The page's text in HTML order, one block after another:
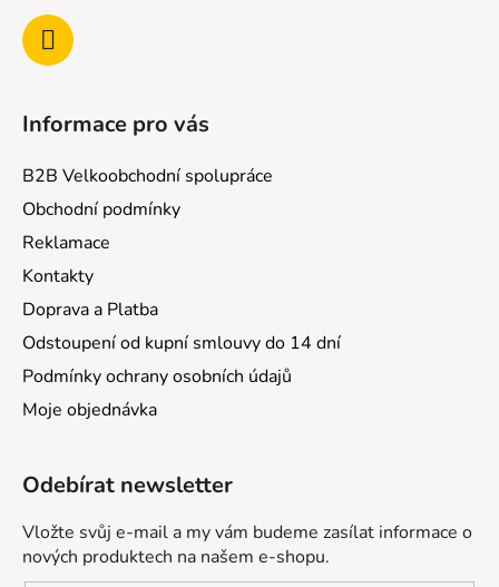
Informace pro vás
B2B Velkoobchodní spolupráce
Obchodní podmínky
Reklamace
Kontakty
Doprava a Platba
Odstoupení od kupní smlouvy do 14 dní
Podmínky ochrany osobních údajů
Moje objednávka
Odebírat newsletter
Vložte svůj e-mail a my vám budeme zasílat informace o
nových produktech na našem e-shopu.